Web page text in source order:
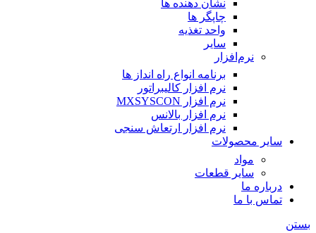
نشان دهنده ها
چاپگر ها
واحد تغذیه
سایر
نرم‌افزار
برنامه انواع راه انداز ها
نرم افزار کالیبراتور
نرم افزار MXSYSCON
نرم افزار بالانس
نرم افزار ارتعاش سنجی
سایر محصولات
مواد
سایر قطعات
درباره ما
تماس با ما
بستن